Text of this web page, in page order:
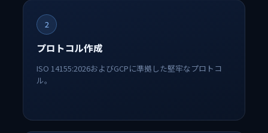
2
プロトコル作成
ISO 14155:2026およびGCPに準拠した堅牢なプロトコ
ル。